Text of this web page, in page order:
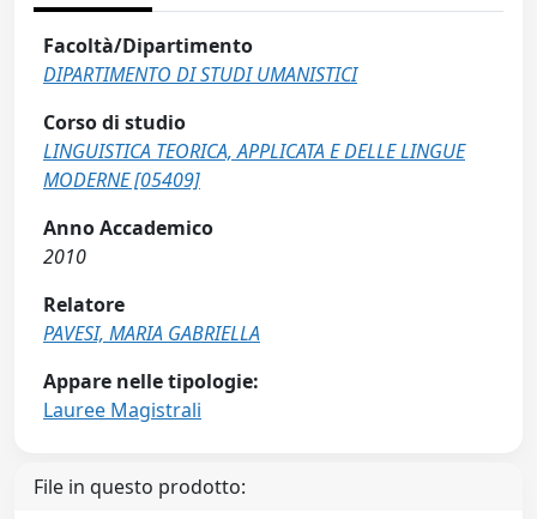
Facoltà/Dipartimento
DIPARTIMENTO DI STUDI UMANISTICI
Corso di studio
LINGUISTICA TEORICA, APPLICATA E DELLE LINGUE
MODERNE [05409]
Anno Accademico
2010
Relatore
PAVESI, MARIA GABRIELLA
Appare nelle tipologie:
Lauree Magistrali
File in questo prodotto: